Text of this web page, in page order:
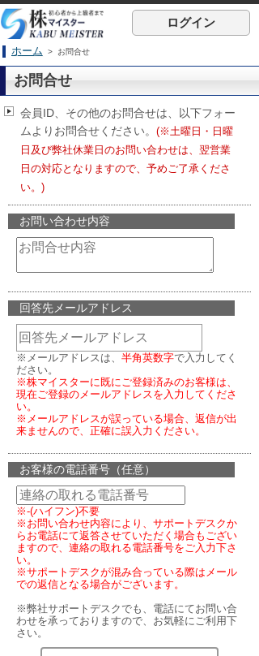
ログイン
ホーム > お問合せ
お問合せ
会員ID、その他のお問合せは、以下フォー
ムよりお問合せください。 (※土曜日・日曜
日及び弊社休業日のお問い合わせは、翌営業
日の対応となりますので、予めご了承くださ
い。)
お問い合わせ内容
回答先メールアドレス
※メールアドレスは、 半角英数字で入力してく
ださい。
※株マイスターに既にご登録済みのお客様は、
現在ご登録のメールアドレスを入力してくださ
い。
※メールアドレスが誤っている場合、返信が出
来ませんので、正確に誤入力ください。
お客様の電話番号（任意）
※-(ハイフン)不要
※お問い合わせ内容により、サポートデスクか
らお電話にて返答させていただく場合もござい
ますので、連絡の取れる電話番号をご入力下さ
い。
※サポートデスクが混み合っている際はメール
での返信となる場合がございます。
※弊社サポートデスクでも、電話にてお問い合
わせを承っておりますので、お気軽にご利用下
さい。